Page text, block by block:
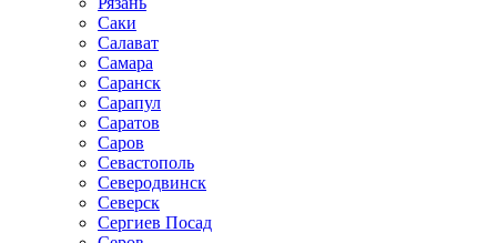
Саки
Салават
Самара
Саранск
Сарапул
Саратов
Саров
Севастополь
Северодвинск
Северск
Сергиев Посад